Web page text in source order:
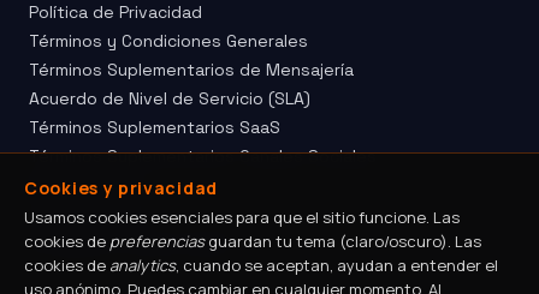
Política de Privacidad
Términos y Condiciones Generales
Términos Suplementarios de Mensajería
Acuerdo de Nivel de Servicio (SLA)
Términos Suplementarios SaaS
Términos Suplementarios Canales Sociales
Mapa del Sitio
Canal de Ética
Divulgación Responsable
Cookies y privacidad
Usamos cookies esenciales para que el sitio funcione. Las
cookies de preferenciasguardan tu tema (claro/oscuro). Las
cookies de analytics, cuando se aceptan, ayudan a entender el
uso anónimo. Puedes cambiar en cualquier momento. Al